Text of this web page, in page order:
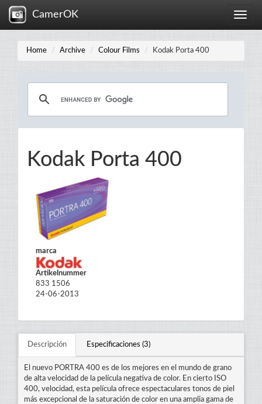
Toggle
CamerOK
Home Archive Colour Films Kodak Porta 400
Kodak Porta 400
marca
Artikelnummer
833 1506
24-06-2013
Descripción Especificaciones (3)
El nuevo PORTRA 400 es de los mejores en el mundo de grano
de alta velocidad de la película negativa de color. En cierto ISO
400, velocidad, esta película ofrece espectaculares tonos de piel
más excepcional de la saturación de color en una amplia gama de